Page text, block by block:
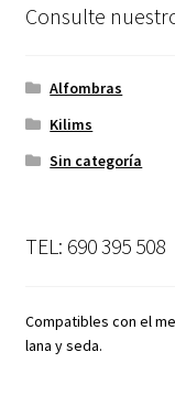
Consulte
Alfombras
Kilims
Sin categoría
TEL: 690 395 508
Compatibles con el
lana y seda.